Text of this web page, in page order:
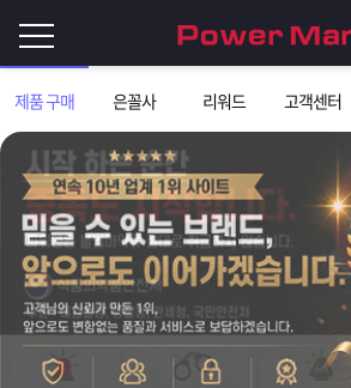
제품 구매 은꼴사 리워드 고객센터
그
인
이
필
요
로
Q&A
파